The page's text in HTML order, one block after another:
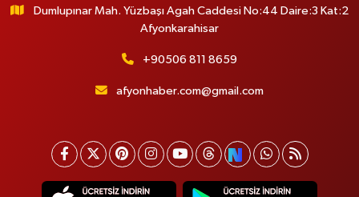
Dumlupınar Mah. Yüzbaşı Agah Caddesi No:44 Daire:3 Kat:2
Afyonkarahisar
+90506 811 8659
afyonhaber.com@gmail.com